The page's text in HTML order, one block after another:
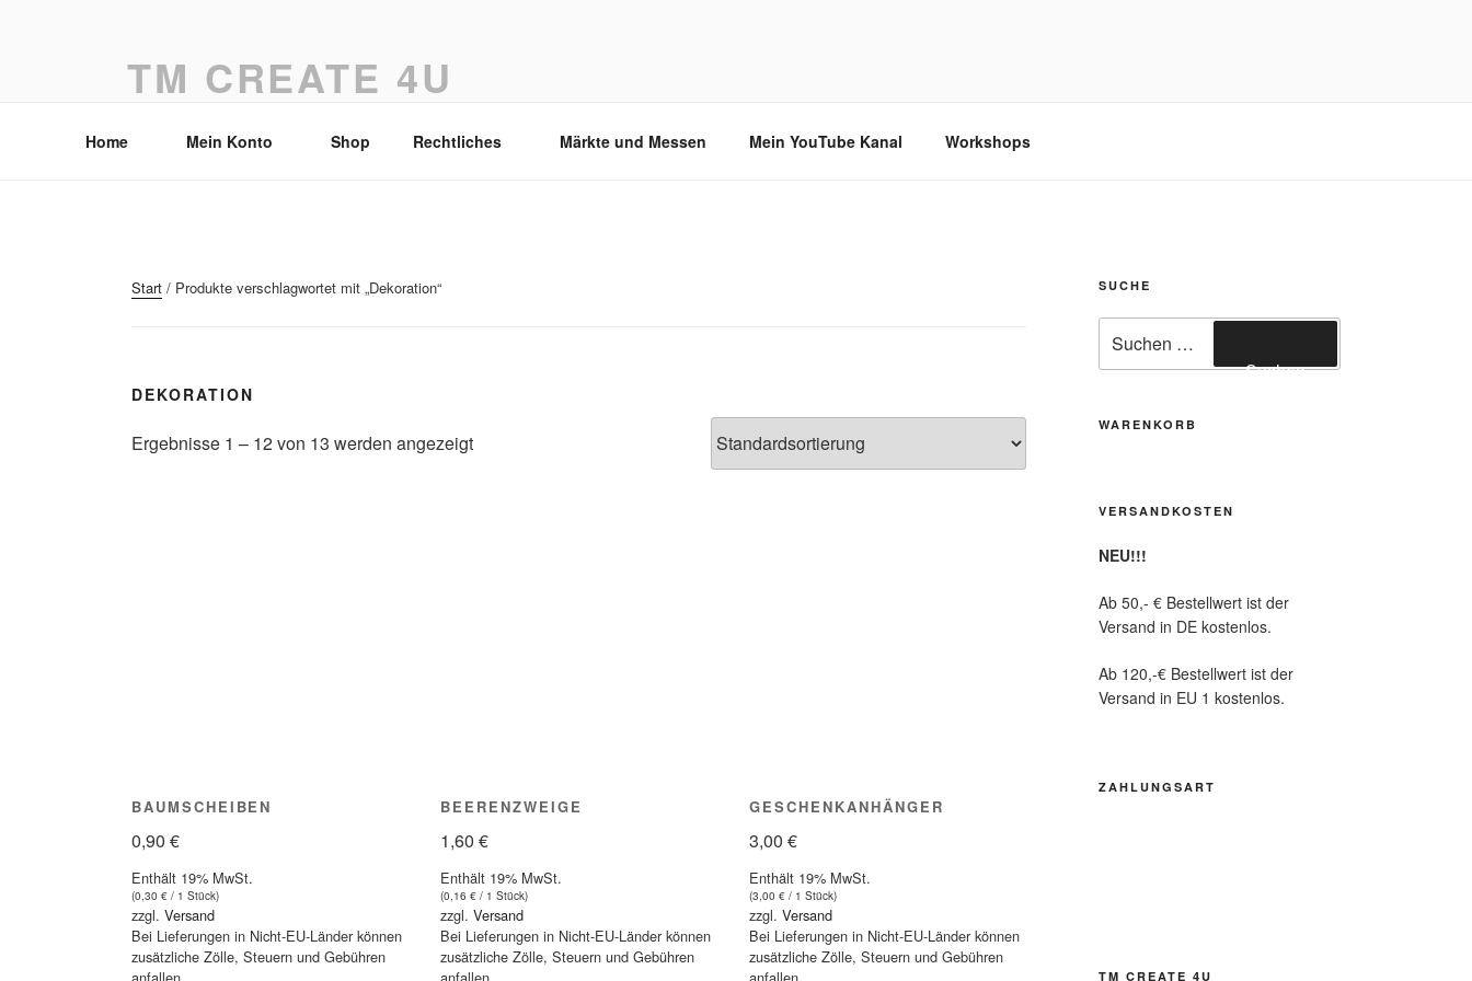
TM CREATE 4U
Home Mein Konto Shop Rechtliches Märkte und Messen Mein YouTube Kanal Workshops
Start / Produkte verschlagwortet mit „Dekoration“
DEKORATION
Ergebnisse 1 – 12 von 13 werden angezeigt
BAUMSCHEIBEN
0,90 €
Enthält 19% MwSt.
(0,30 € / 1 Stück)
zzgl. Versand
Bei Lieferungen in Nicht-EU-Länder können
zusätzliche Zölle, Steuern und Gebühren
BEERENZWEIGE
1,60€
Enthält 19% MwSt.
(0,16€ / 1 Stück)
zzgl.Versand
Bei Lieferungen in Nicht-EU-Länder können
zusätzliche Zölle, Steuern und Gebühren
GESCHENKANHÄNGER
3,00€
Enthält 19% MwSt.
(3,00€ / 1 Stück)
zzgl.Versand
Bei Lieferungen in Nicht-EU-Länder können
zusätzliche Zölle, Steuern und Gebühren
SUCHE
nach:
Suchen
WARENKORB
VERSANDKOSTEN
NEU!!!
Ab 50,- € Bestellwert ist der
Versand in DE kostenlos.
Ab 120,-€ Bestellwert ist der
Versand in EU 1 kostenlos.
ZAHLUNGSART
TM CREATE 4U